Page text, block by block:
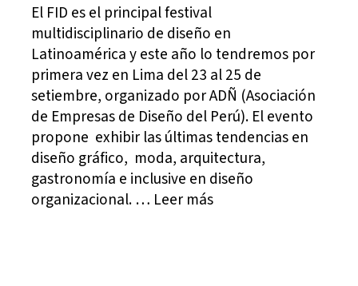
El FID es el principal festival
multidisciplinario de diseño en
Latinoamérica y este año lo tendremos por
primera vez en Lima del 23 al 25 de
setiembre, organizado por ADÑ (Asociación
de Empresas de Diseño del Perú). El evento
propone exhibir las últimas tendencias en
diseño gráfico, moda, arquitectura,
gastronomía e inclusive en diseño
organizacional. … Leer más